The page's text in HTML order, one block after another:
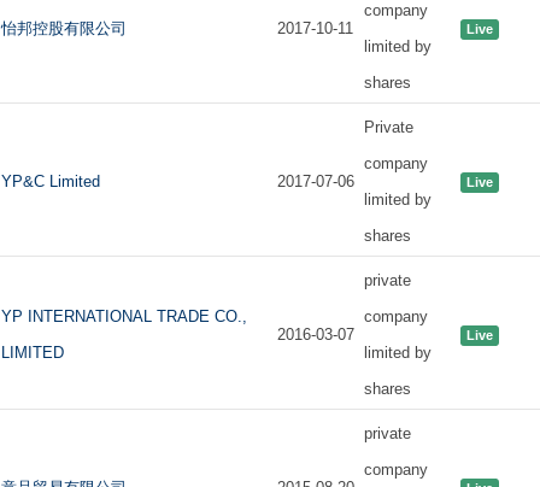
怡邦控股有限公司 2017-10-11
company
limited by
shares
Live
YP&C Limited 2017-07-06
Private
company
limited by
shares
Live
YP INTERNATIONAL TRADE CO.,
LIMITED
2016-03-07
private
company
limited by
shares
Live
private
company